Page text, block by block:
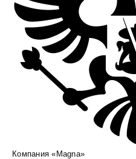
Компания «Magna»